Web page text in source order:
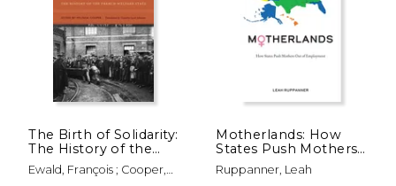
The Birth of Solidarity:
The History of the
French Welfare State
(en Inglés)
Ewald, François ; Cooper,
Motherlands: How
States Push Mothers
Out of Employment
(en Inglés)
Ruppanner, Leah